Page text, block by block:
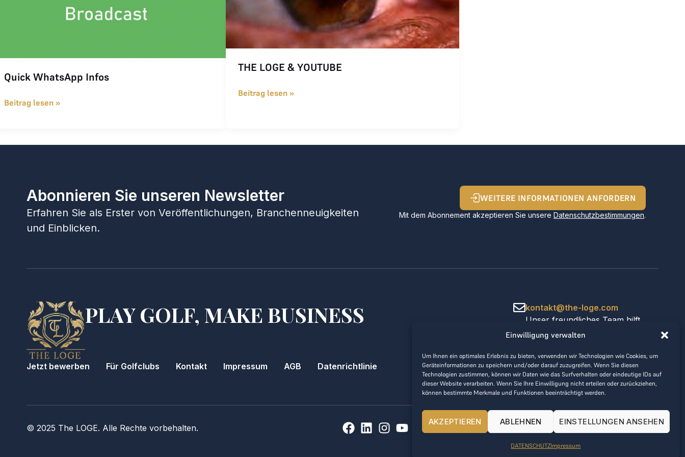
Einwilligung verwalten
Um Ihnen ein optimales Erlebnis zu bieten, verwenden wir Technologien wie Cookies, um
Geräteinformationen zu speichern und/oder darauf zuzugreifen. Wenn Sie diesen
Technologien zustimmen, können wir Daten wie das Surfverhalten oder eindeutige IDs auf
dieser Website verarbeiten. Wenn Sie Ihre Einwilligung nicht erteilen oder zurückziehen,
können bestimmte Merkmale und Funktionen beeinträchtigt werden.
AKZEPTIEREN ABLEHNEN EINSTELLUNGEN ANSEHEN
DATENSCHUTZImpressum
Quick WhatsApp Infos
Beitrag lesen »
THE LOGE & YOUTUBE
Beitrag lesen »
Abonnieren Sie unseren Newsletter
Erfahren Sie als Erster von Veröffentlichungen, Branchenneuigkeiten
und Einblicken.
WEITERE INFORMATIONEN ANFORDERN
Mit dem Abonnement akzeptieren Sie unsereDatenschutzbestimmungen.
PLAY GOLF, MAKE BUSINESS
Jetzt bewerben Für Golfclubs Kontakt Impressum AGB Datenrichtlinie
kontakt@the-loge.com
Unser freundliches Team hilft
Ihnen gerne weiter.
Mo-Fr von 8:00 bis 17:00 Uhr.
© 2025 The LOGE. Alle Rechte vorbehalten.